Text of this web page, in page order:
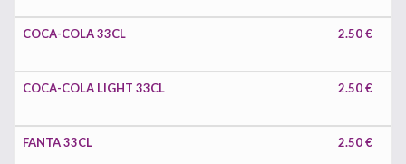
COCA-COLA 33CL 2.50 €
COCA-COLA LIGHT 33CL 2.50 €
FANTA 33CL 2.50 €